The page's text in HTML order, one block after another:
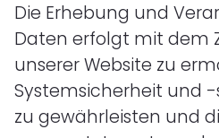
Die Erhebung und
Daten erfolgt mit dem
unserer Website zu
Systemsicherheit und
zu gewährleisten und